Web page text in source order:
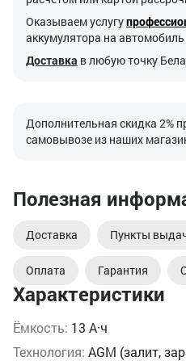
Характеристики
Ёмкость: 13 А·ч
Технология: AGM (залит,
Оказываем услугу
аккумулятора на автомобиль
Доставка в любую точку
Дополнительная скидка 2%
самовывозе из наших
Полезная
Доставка Пункты
Оплата Гарантия